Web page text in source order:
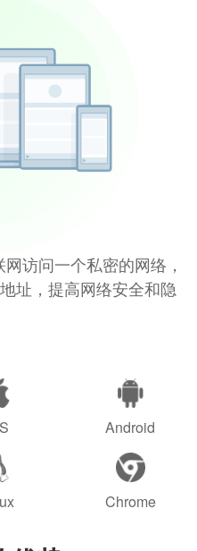
访问一个私密的网络，
址，提高网络安全和隐
Android
Chrome